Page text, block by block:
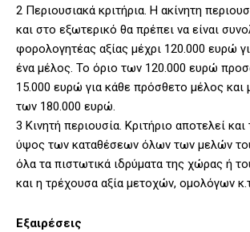
2 Περιουσιακά κριτήρια. Η ακίνητη
και στο εξωτερικό θα πρέπει να είναι
φορολογητέας αξίας μέχρι 120.000 ευρώ
ένα μέλος. Το όριο των 120.000 ευρώ
15.000 ευρώ για κάθε πρόσθετο μέλος και
των 180.000 ευρώ.
3 Κινητή περιουσία. Κριτήριο αποτελεί
ύψος των καταθέσεων όλων των μελών
όλα τα πιστωτικά ιδρύματα της χώρας ή
και η τρέχουσα αξία μετοχών, ομολόγων
Εξαιρέσεις